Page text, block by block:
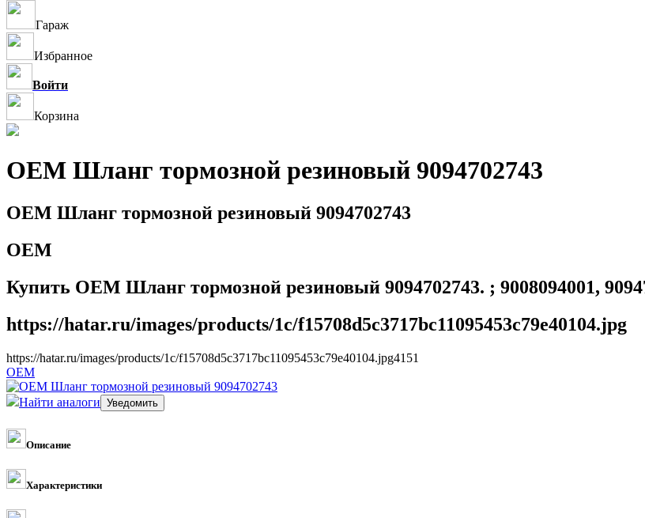
Гараж
Избранное
Войти
Корзина
OEM Шланг тормозной резиновый 9094702743
OEM Шланг тормозной резиновый 9094702743
OEM
Купить OEM Шланг тормозной резиновый 9094702743. ; 9008094001,
https://hatar.ru/images/products/1c/f15708d5c3717bc11095453c79e40104.jpg
https://hatar.ru/images/products/1c/f15708d5c3717bc11095453c79e40104.jpg41 51
OEM
Найти аналоги
Описание
Характеристики